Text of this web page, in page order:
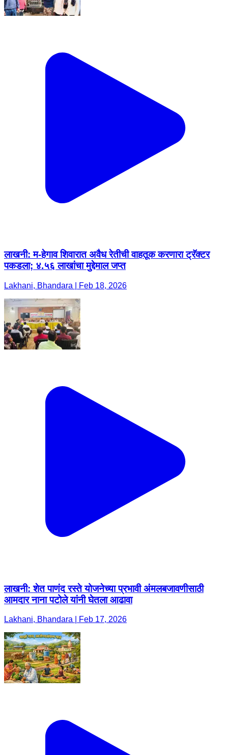
लाखनी: म-हेगाव शिवारात अवैध रेतीची वाहतूक करणारा ट्रॅक्टर
पकडला; ४.५६ लाखांचा मुद्देमाल जप्त
Lakhani, Bhandara | Feb 18, 2026
लाखनी: शेत पाणंद रस्ते योजनेच्या प्रभावी अंमलबजावणीसाठी
आमदार नाना पटोले यांनी घेतला आढावा
Lakhani, Bhandara | Feb 17, 2026